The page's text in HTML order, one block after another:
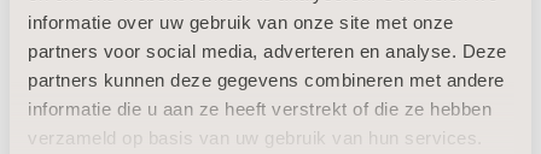
informatie over uw gebruik van onze site met onze
partners voor social media, adverteren en analyse. Deze
partners kunnen deze gegevens combineren met andere
informatie die u aan ze heeft verstrekt of die ze hebben
verzameld op basis van uw gebruik van hun services.